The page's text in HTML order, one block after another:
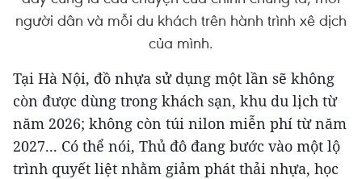
người dân và mỗi du khách trên hành trình xê dịch
của mình.
Tại Hà Nội, đồ nhựa sử dụng một lần sẽ không
còn được dùng trong khách sạn, khu du lịch từ
năm 2026; không còn túi nilon miễn phí từ năm
2027... Có thể nói, Thủ đô đang bước vào một lộ
trình quyết liệt nhằm giảm phát thải nhựa, học